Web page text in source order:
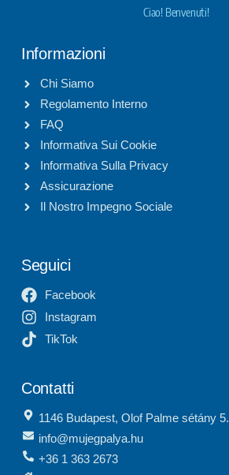
Ciao! Benvenuti!
Informazioni
Chi Siamo
Regolamento Interno
FAQ
Informativa Sui Cookie
Informativa Sulla Privacy
Assicurazione
Il Nostro Impegno Sociale
Seguici
Facebook
Instagram
TikTok
Contatti
1146 Budapest, Olof Palme sétány 5.
info@mujegpalya.hu
+36 1 363 2673